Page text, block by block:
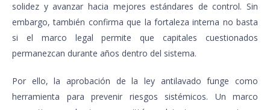
solidez y avanzar hacia mejores estándares de control. Sin
embargo, también confirma que la fortaleza interna no basta
si el marco legal permite que capitales cuestionados
permanezcan durante años dentro del sistema.
Por ello, la aprobación de la ley antilavado funge como
herramienta para prevenir riesgos sistémicos. Un marco